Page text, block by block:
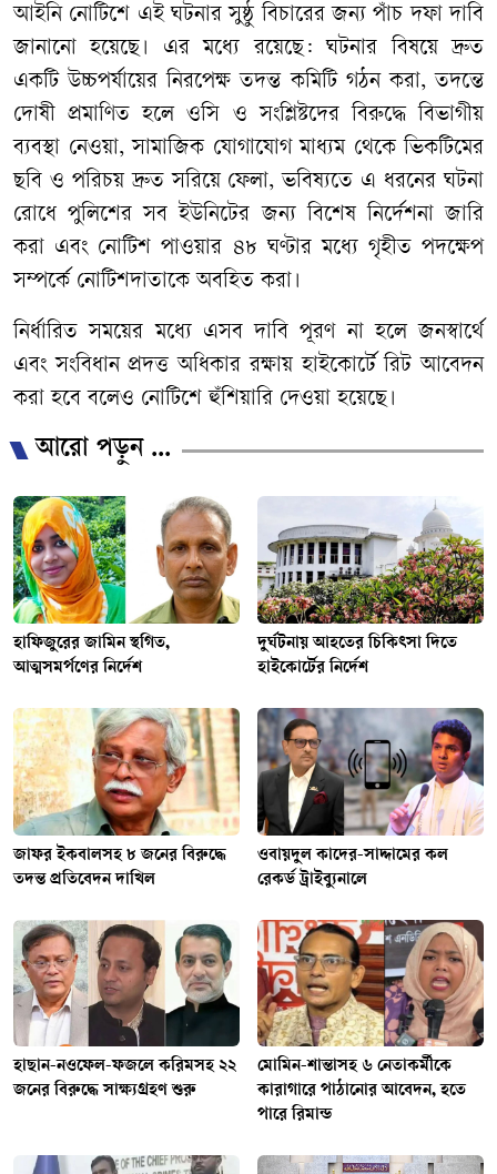
​আইনি নোটিশে এই ঘটনার সুষ্ঠু বিচারের জন্য পাঁচ দফা দাবি
জানানো হয়েছে। এর মধ্যে রয়েছে: ঘটনার বিষয়ে দ্রুত
একটি উচ্চপর্যায়ের নিরপেক্ষ তদন্ত কমিটি গঠন করা, তদন্তে
দোষী প্রমাণিত হলে ওসি ও সংশ্লিষ্টদের বিরুদ্ধে বিভাগীয়
ব্যবস্থা নেওয়া, সামাজিক যোগাযোগ মাধ্যম থেকে ভিকটিমের
ছবি ও পরিচয় দ্রুত সরিয়ে ফেলা, ভবিষ্যতে এ ধরনের ঘটনা
রোধে পুলিশের সব ইউনিটের জন্য বিশেষ নির্দেশনা জারি
করা এবং নোটিশ পাওয়ার ৪৮ ঘণ্টার মধ্যে গৃহীত পদক্ষেপ
সম্পর্কে নোটিশদাতাকে অবহিত করা।
নির্ধারিত সময়ের মধ্যে এসব দাবি পূরণ না হলে জনস্বার্থে
এবং সংবিধান প্রদত্ত অধিকার রক্ষায় হাইকোর্টে রিট আবেদন
করা হবে বলেও নোটিশে হুঁশিয়ারি দেওয়া হয়েছে।
আরো পড়ুন ...
হাফিজুরের জামিন স্থগিত,
আত্মসমর্পণের নির্দেশ
দুর্ঘটনায় আহতের চিকিৎসা দিতে
হাইকোর্টের নির্দেশ
জাফর ইকবালসহ ৮ জনের বিরুদ্ধে
তদন্ত প্রতিবেদন দাখিল
ওবায়দুল কাদের-সাদ্দামের কল
রেকর্ড ট্রাইব্যুনালে
হাছান-নওফেল-ফজলে করিমসহ ২২
জনের বিরুদ্ধে সাক্ষ্যগ্রহণ শুরু
মোমিন-শান্তাসহ ৬ নেতাকর্মীকে
কারাগারে পাঠানোর আবেদন, হতে
পারে রিমান্ড